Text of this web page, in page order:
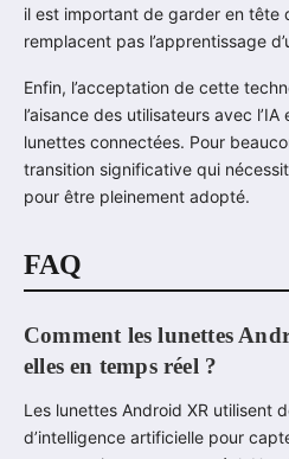
il est important de garder en tête
remplacent pas l’apprentissage
Enfin, l’acceptation de cette
l’aisance des utilisateurs avec
lunettes connectées. Pour
transition significative qui
pour être pleinement adopté.
FAQ
Comment les lunettes
elles en temps réel ?
Les lunettes Android XR utilisent
d’intelligence artificielle pour